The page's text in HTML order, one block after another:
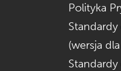
Polityka
(wersja